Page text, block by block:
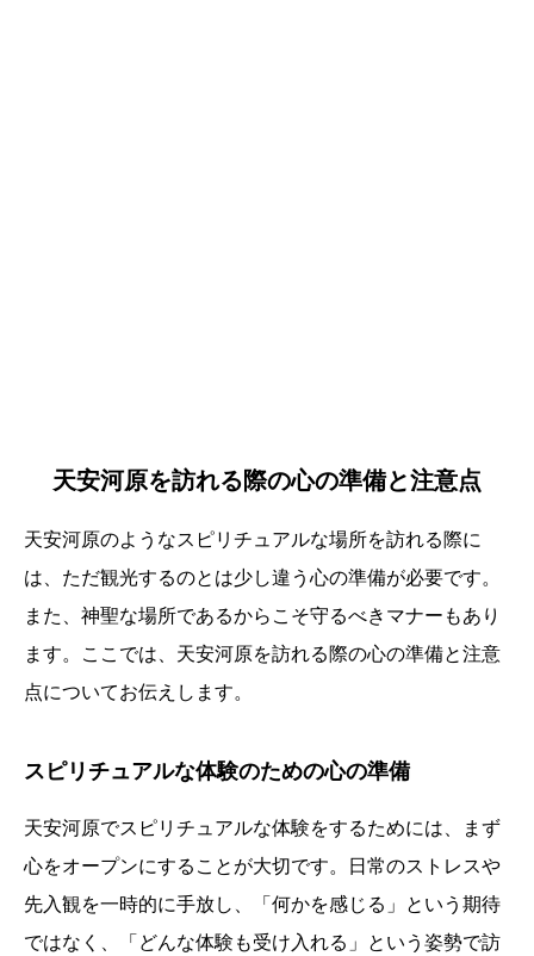
天安河原を訪れる際の心の準備と注意点
天安河原のようなスピリチュアルな場所を訪れる際に
は、ただ観光するのとは少し違う心の準備が必要です。
また、神聖な場所であるからこそ守るべきマナーもあり
ます。ここでは、天安河原を訪れる際の心の準備と注意
点についてお伝えします。
スピリチュアルな体験のための心の準備
天安河原でスピリチュアルな体験をするためには、まず
心をオープンにすることが大切です。日常のストレスや
先入観を一時的に手放し、「何かを感じる」という期待
ではなく、「どんな体験も受け入れる」という姿勢で訪